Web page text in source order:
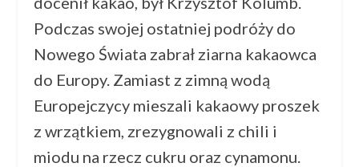
Podczas swojej ostatniej podróży do
Nowego Świata zabrał ziarna kakaowca
do Europy. Zamiast z zimną wodą
Europejczycy mieszali kakaowy proszek
z wrzątkiem, zrezygnowali z chili i
miodu na rzecz cukru oraz cynamonu.